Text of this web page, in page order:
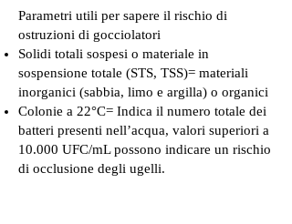
Parametri utili per sapere il rischio di
ostruzioni di gocciolatori
Solidi totali sospesi o materiale in
sospensione totale (STS, TSS)= materiali
inorganici (sabbia, limo e argilla) o organici
Colonie a 22°C= Indica il numero totale dei
batteri presenti nell’acqua, valori superiori a
10.000 UFC/mL possono indicare un rischio
di occlusione degli ugelli.